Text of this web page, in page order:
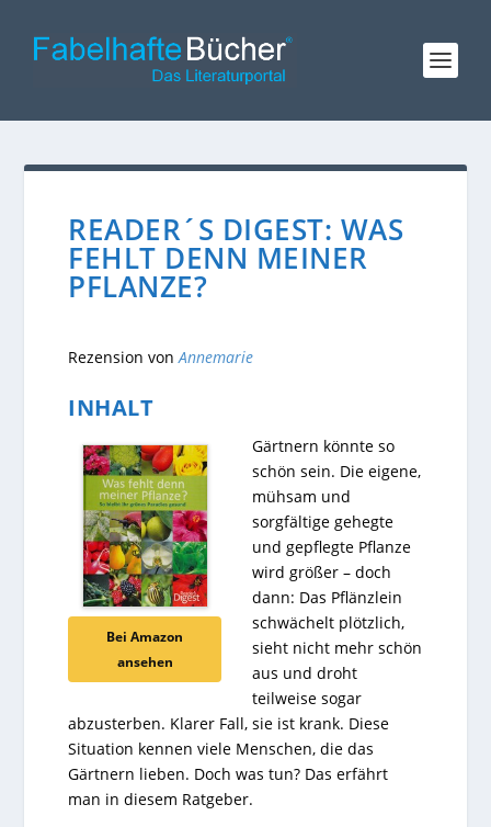
READER´S DIGEST: WAS
FEHLT DENN MEINER
PFLANZE?
Rezension vonAnnemarie
INHALT
Bei Amazon
ansehen
Gärtnern könnte so
schön sein. Die eigene,
mühsam und
sorgfältige gehegte
und gepflegte Pflanze
wird größer – doch
dann: Das Pflänzlein
schwächelt plötzlich,
sieht nicht mehr schön
aus und droht
teilweise sogar
abzusterben. Klarer Fall, sie ist krank. Diese
Situation kennen viele Menschen, die das
Gärtnern lieben. Doch was tun? Das erfährt
man in diesem Ratgeber.